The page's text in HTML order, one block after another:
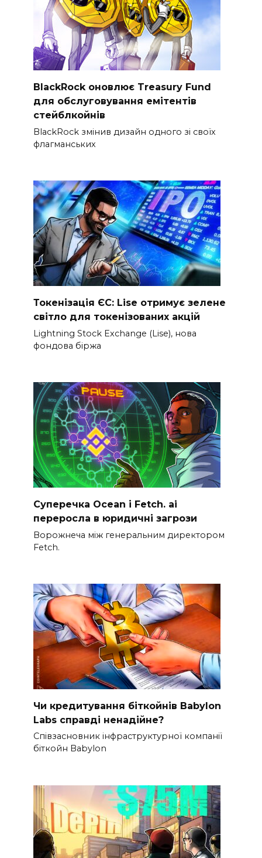
BlackRock оновлює Treasury Fund
для обслуговування емітентів
стейблкойнів
BlackRock змінив дизайн одного зі своїх
флагманських
Токенізація ЄС: Lise отримує зелене
світло для токенізованих акцій
Lightning Stock Exchange (Lise), нова
фондова біржа
Суперечка Ocean і Fetch. ai
переросла в юридичні загрози
Ворожнеча між генеральним директором
Fetch.
Чи кредитування біткойнів Babylon
Labs справді ненадійне?
Співзасновник інфраструктурної компанії
біткойн Babylon